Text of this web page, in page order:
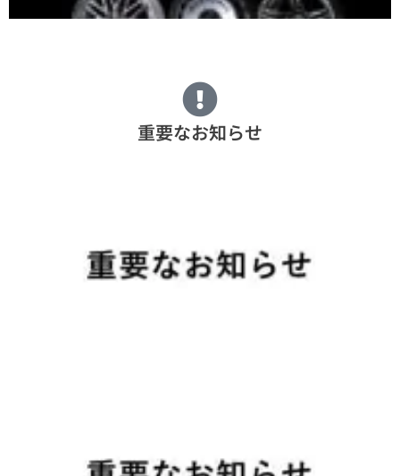
重要なお知らせ